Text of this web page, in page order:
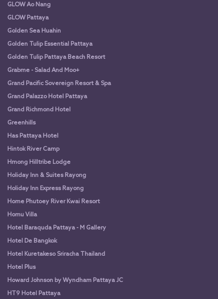
GLOW Ao Nang
GLOW Pattaya
Golden Sea Huahin
Golden Tulip Essential Pattaya
Golden Tulip Pattaya Beach Resort
Grabme - Salad And Moo+
Grand Pacific Sovereign Resort & Spa
Grand Palazzo Hotel Pattaya
Grand Richmond Hotel
Greenhills
Has Pattaya Hotel
Hintok River Camp
Hmong Hilltribe Lodge
Holiday Inn & Suites Rayong
Holiday Inn Express Rayong
Home Phutoey River Kwai Resort
Homu Villa
Hotel Baraquda Pattaya - M Gallery
Hotel De Bangkok
Hotel Kuretakeso Sriracha Thailand
Hotel Plus
Howard Johnson by Wyndham Pattaya JC
HT9 Hotel Pattaya